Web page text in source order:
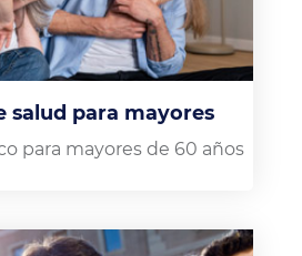
salud para mayores
para mayores de 60 años